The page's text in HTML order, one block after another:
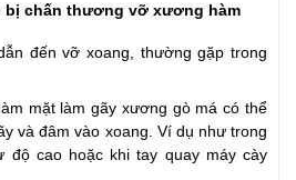
bị chấn thương vỡ xương hàm
đến vỡ xoang, thường gặp trong
mặt làm gãy xương gò má có thể
và đâm vào xoang. Ví dụ như trong
độ cao hoặc khi tay quay máy cày